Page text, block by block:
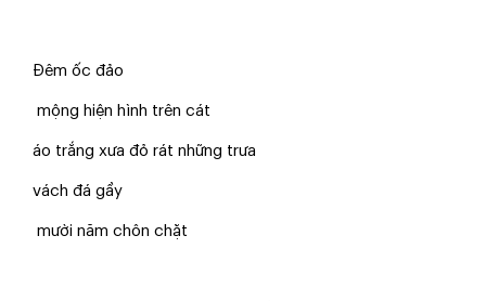
Đêm ốc đảo
mộng hiện hình trên cát
áo trắng xưa đỏ rát những trưa
vách đá gầy
mười năm chôn chặt